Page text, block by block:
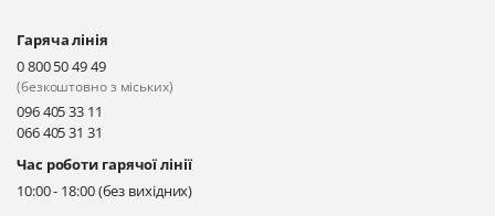
Київ, вул. Драгоманова 31-д
Прокласти маршрут
Київ, вул. Драгоманова 31-д
Прокласти маршрут
Гаряча лінія
0 800 50 49 49
(безкоштовно з міських)
096 405 33 11
066 405 31 31
Час роботи гарячої лінії
10:00 - 18:00 (без вихідних)